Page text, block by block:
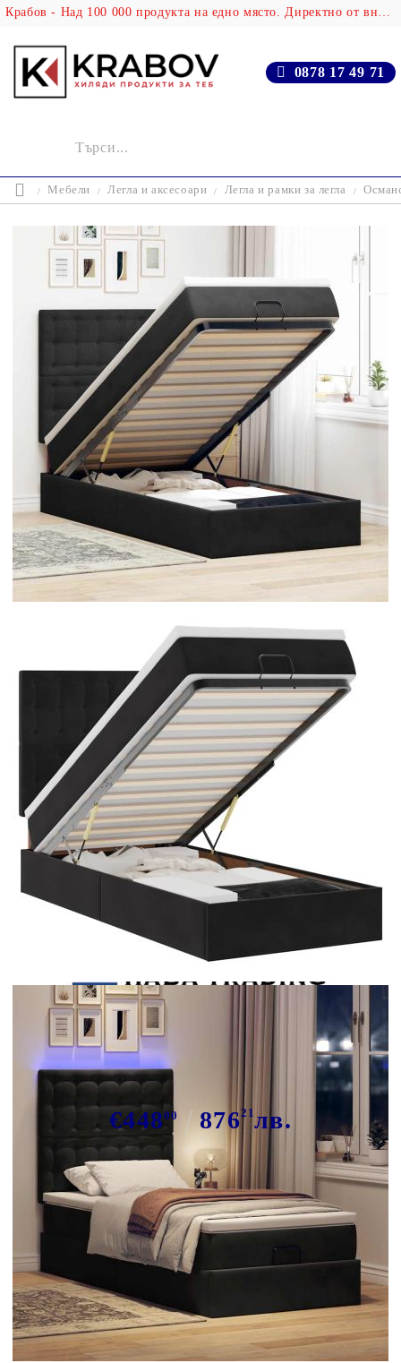
Крабов - Над 100 000 продукта на едно място. Директно от вносителя!
0878 17 49 71
Мебели Легла и аксесоари Легла и рамки за легла
Османска легло с матраци и LED,
черно, 100x200 см, кадифе
€44800 87621лв.
В наличност: 30 бр.
Време за доставка: 5 до 9 дни
Безплатна доставка до адрес при плащане по банков път